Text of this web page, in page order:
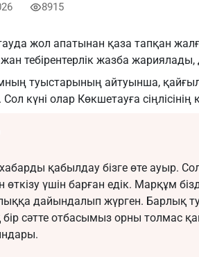
8915
жол апатынан қаза тапқан
тебірентерлік жазба
туыстарының айтуынша,
Сол күні олар Көкшетауға
қабылдау бізге өте ауыр.
өткізу үшін барған едік. Марқұм
дайындалып жүрген. Барлық
бір сәтте отбасымыз орны толмас